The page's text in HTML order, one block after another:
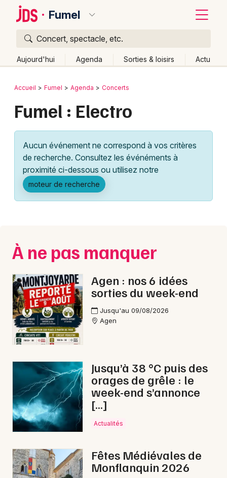
Fumel
Concert, spectacle, etc.
Aujourd'hui Agenda Sorties & loisirs Actu
Publier un événement
Grands événements
Activité & Expérience
Manifestations
Spectacles
Concerts
Sports
Soirées
Sorties famille
Expos
Sorties & loisirs
Electro en Lot-et-Garonne
Electro en Nouvelle-Aquitaine
Bordeaux
Lille
Lyon
Marseille
Nantes
Nice
Paris
Strasbourg
Toulouse
Retour
Accueil Fumel Agenda Concerts
Fumel : Electro
Aucun événement ne correspond à vos critères
de recherche. Consultez les événéments à
proximité ci-dessous ou utilisez notre
moteur de recherche
À ne pas manquer
Agen : nos 6 idées
sorties du week-end
Jusqu'au 09/08/2026
Agen
Jusqu’à 38 °C puis des
orages de grêle : le
week-end s’annonce
[…]
Actualités
Fêtes Médiévales de
Monflanquin 2026
Quoi ?
Où ?
Partout
Près de moi Changer de lieu
Quand ?
Ce week-end